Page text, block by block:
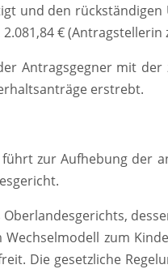
und den
€ (Antragstellerin
Antragsgegner mit
erstrebt.
führt zur Aufhebung der
Oberlandesgerichts,
zum
Die gesetzliche